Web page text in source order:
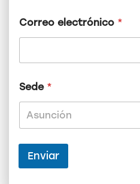
Correo electrónico *
o
m
N
m
Sede *
Asunción
Enviar